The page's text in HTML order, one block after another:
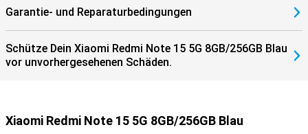
Garantie- und Reparaturbedingungen
Schütze Dein Xiaomi Redmi Note 15 5G 8GB/256GB Blau
vor unvorhergesehenen Schäden.
Xiaomi Redmi Note 15 5G 8GB/256GB Blau